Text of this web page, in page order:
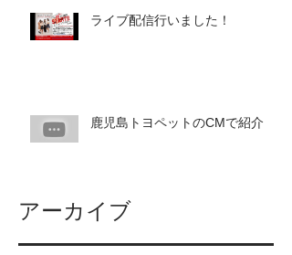
ライブ配信行いました！
鹿児島トヨペットのCMで紹介
アーカイブ